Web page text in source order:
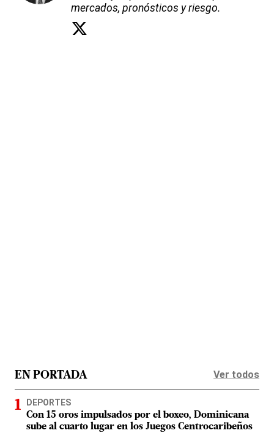
mercados, pronósticos y riesgo.
EN PORTADA Ver todos
DEPORTES
Con 15 oros impulsados por el boxeo, Dominicana
sube al cuarto lugar en los Juegos Centrocaribeños